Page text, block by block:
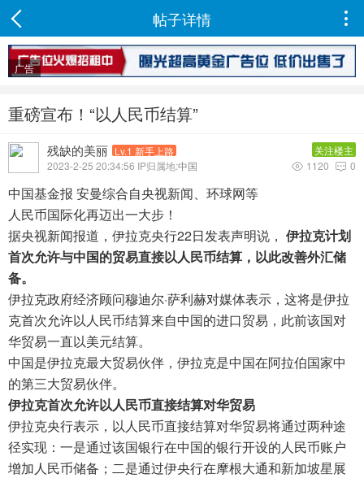
帖子详情 
广告
重磅宣布！“以人民币结算”
残缺的美丽 Lv.1 新手上路
关注楼主
2023-2-25 20:34:56 IP归属地:中国  0
 1120
中国基金报 安曼综合自央视新闻、环球网等
人民币国际化再迈出一大步！
据央视新闻报道，伊拉克央行22日发表声明说， 伊拉克计划
首次允许与中国的贸易直接以人民币结算，以此改善外汇储
备。
伊拉克政府经济顾问穆迪尔·萨利赫对媒体表示，这将是伊拉
克首次允许以人民币结算来自中国的进口贸易，此前该国对
华贸易一直以美元结算。
中国是伊拉克最大贸易伙伴，伊拉克是中国在阿拉伯国家中
的第三大贸易伙伴。
伊拉克首次允许以人民币直接结算对华贸易
伊拉克央行表示，以人民币直接结算对华贸易将通过两种途
径实现：一是通过该国银行在中国的银行开设的人民币账户
增加人民币储备；二是通过伊央行在摩根大通和新加坡星展